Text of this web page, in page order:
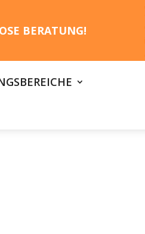
BERATUNG!